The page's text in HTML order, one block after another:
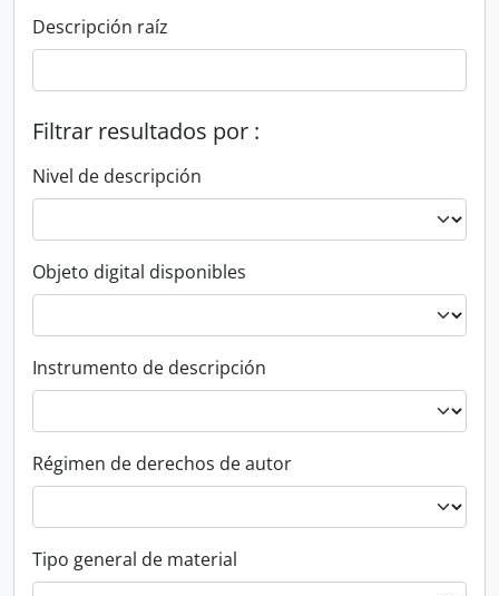
Descripción raíz
Filtrar resultados por :
Nivel de descripción
Objeto digital disponibles
Instrumento de descripción
Régimen de derechos de autor
Tipo general de material